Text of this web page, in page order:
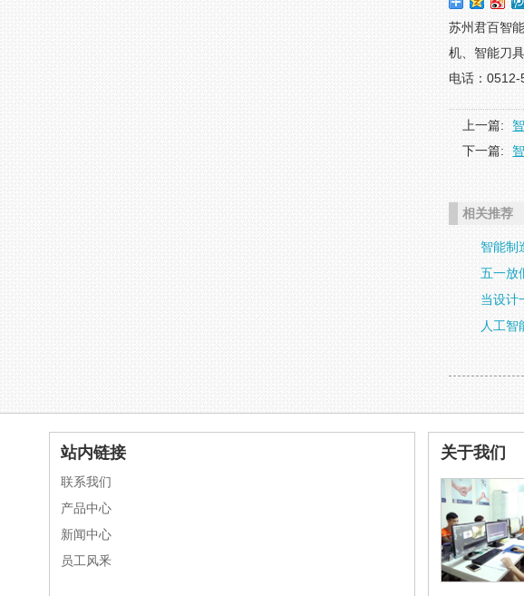
苏州君百智
机、智能刀
电话：
上一篇:
下一篇:
相关推荐
智能制
五一放
当设计
人工智
站内链接
联系我们
产品中心
新闻中心
员工风釆
关于我们